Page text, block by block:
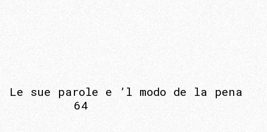
Le sue parole e ’l modo de la pena
64